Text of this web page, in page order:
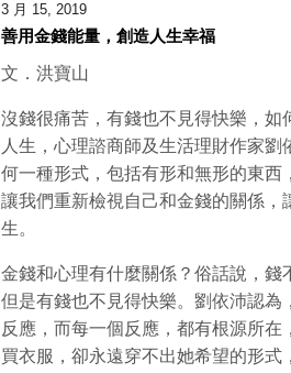
3 月 15, 2019
善用金錢能量，創造人生幸福
文．洪寶山
沒錢很痛苦，有錢也不見得快樂，
人生，心理諮商師及生活理財作家
何一種形式，包括有形和無形的東西
讓我們重新檢視自己和金錢的關係，
生。
金錢和心理有什麼關係？俗話說，錢
但是有錢也不見得快樂。劉依沛認
反應，而每一個反應，都有根源所
買衣服，卻永遠穿不出她希望的形